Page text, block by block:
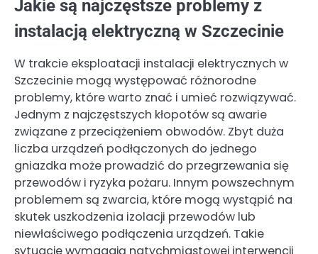
Jakie są najczęstsze problemy z
instalacją elektryczną w Szczecinie
W trakcie eksploatacji instalacji elektrycznych w
Szczecinie mogą występować różnorodne
problemy, które warto znać i umieć rozwiązywać.
Jednym z najczęstszych kłopotów są awarie
związane z przeciążeniem obwodów. Zbyt duża
liczba urządzeń podłączonych do jednego
gniazdka może prowadzić do przegrzewania się
przewodów i ryzyka pożaru. Innym powszechnym
problemem są zwarcia, które mogą wystąpić na
skutek uszkodzenia izolacji przewodów lub
niewłaściwego podłączenia urządzeń. Takie
sytuacje wymagają natychmiastowej interwencji